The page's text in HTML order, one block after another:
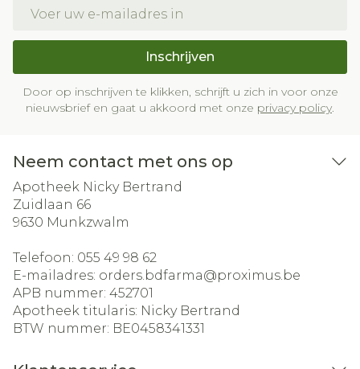
Inschrijven
Door op inschrijven te klikken, schrijft u zich in voor onze
nieuwsbrief en gaat u akkoord met onze privacy policy.
Neem contact met ons op
Apotheek Nicky Bertrand
Zuidlaan 66
9630 Munkzwalm
Telefoon: 055 49 98 62
E-mailadres: orders.bdfarma@proximus.be
APB nummer: 452701
Apotheek titularis: Nicky Bertrand
BTW nummer: BE0458341331